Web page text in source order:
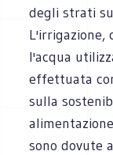
degli strati
L'irrigazione,
l'acqua
effettuata
sulla
sono dovute